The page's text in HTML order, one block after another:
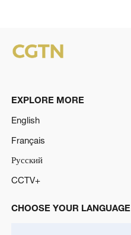
EXPLORE MORE
English
Français
Русский
CCTV+
CHOOSE YOUR LANGUAGE